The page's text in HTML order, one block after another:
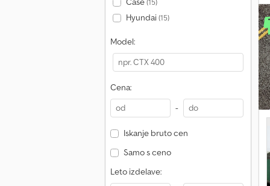
Hyundai(15)
Model:
Cena:
-
Iskanje bruto cen
Samo s ceno
Leto izdelave: